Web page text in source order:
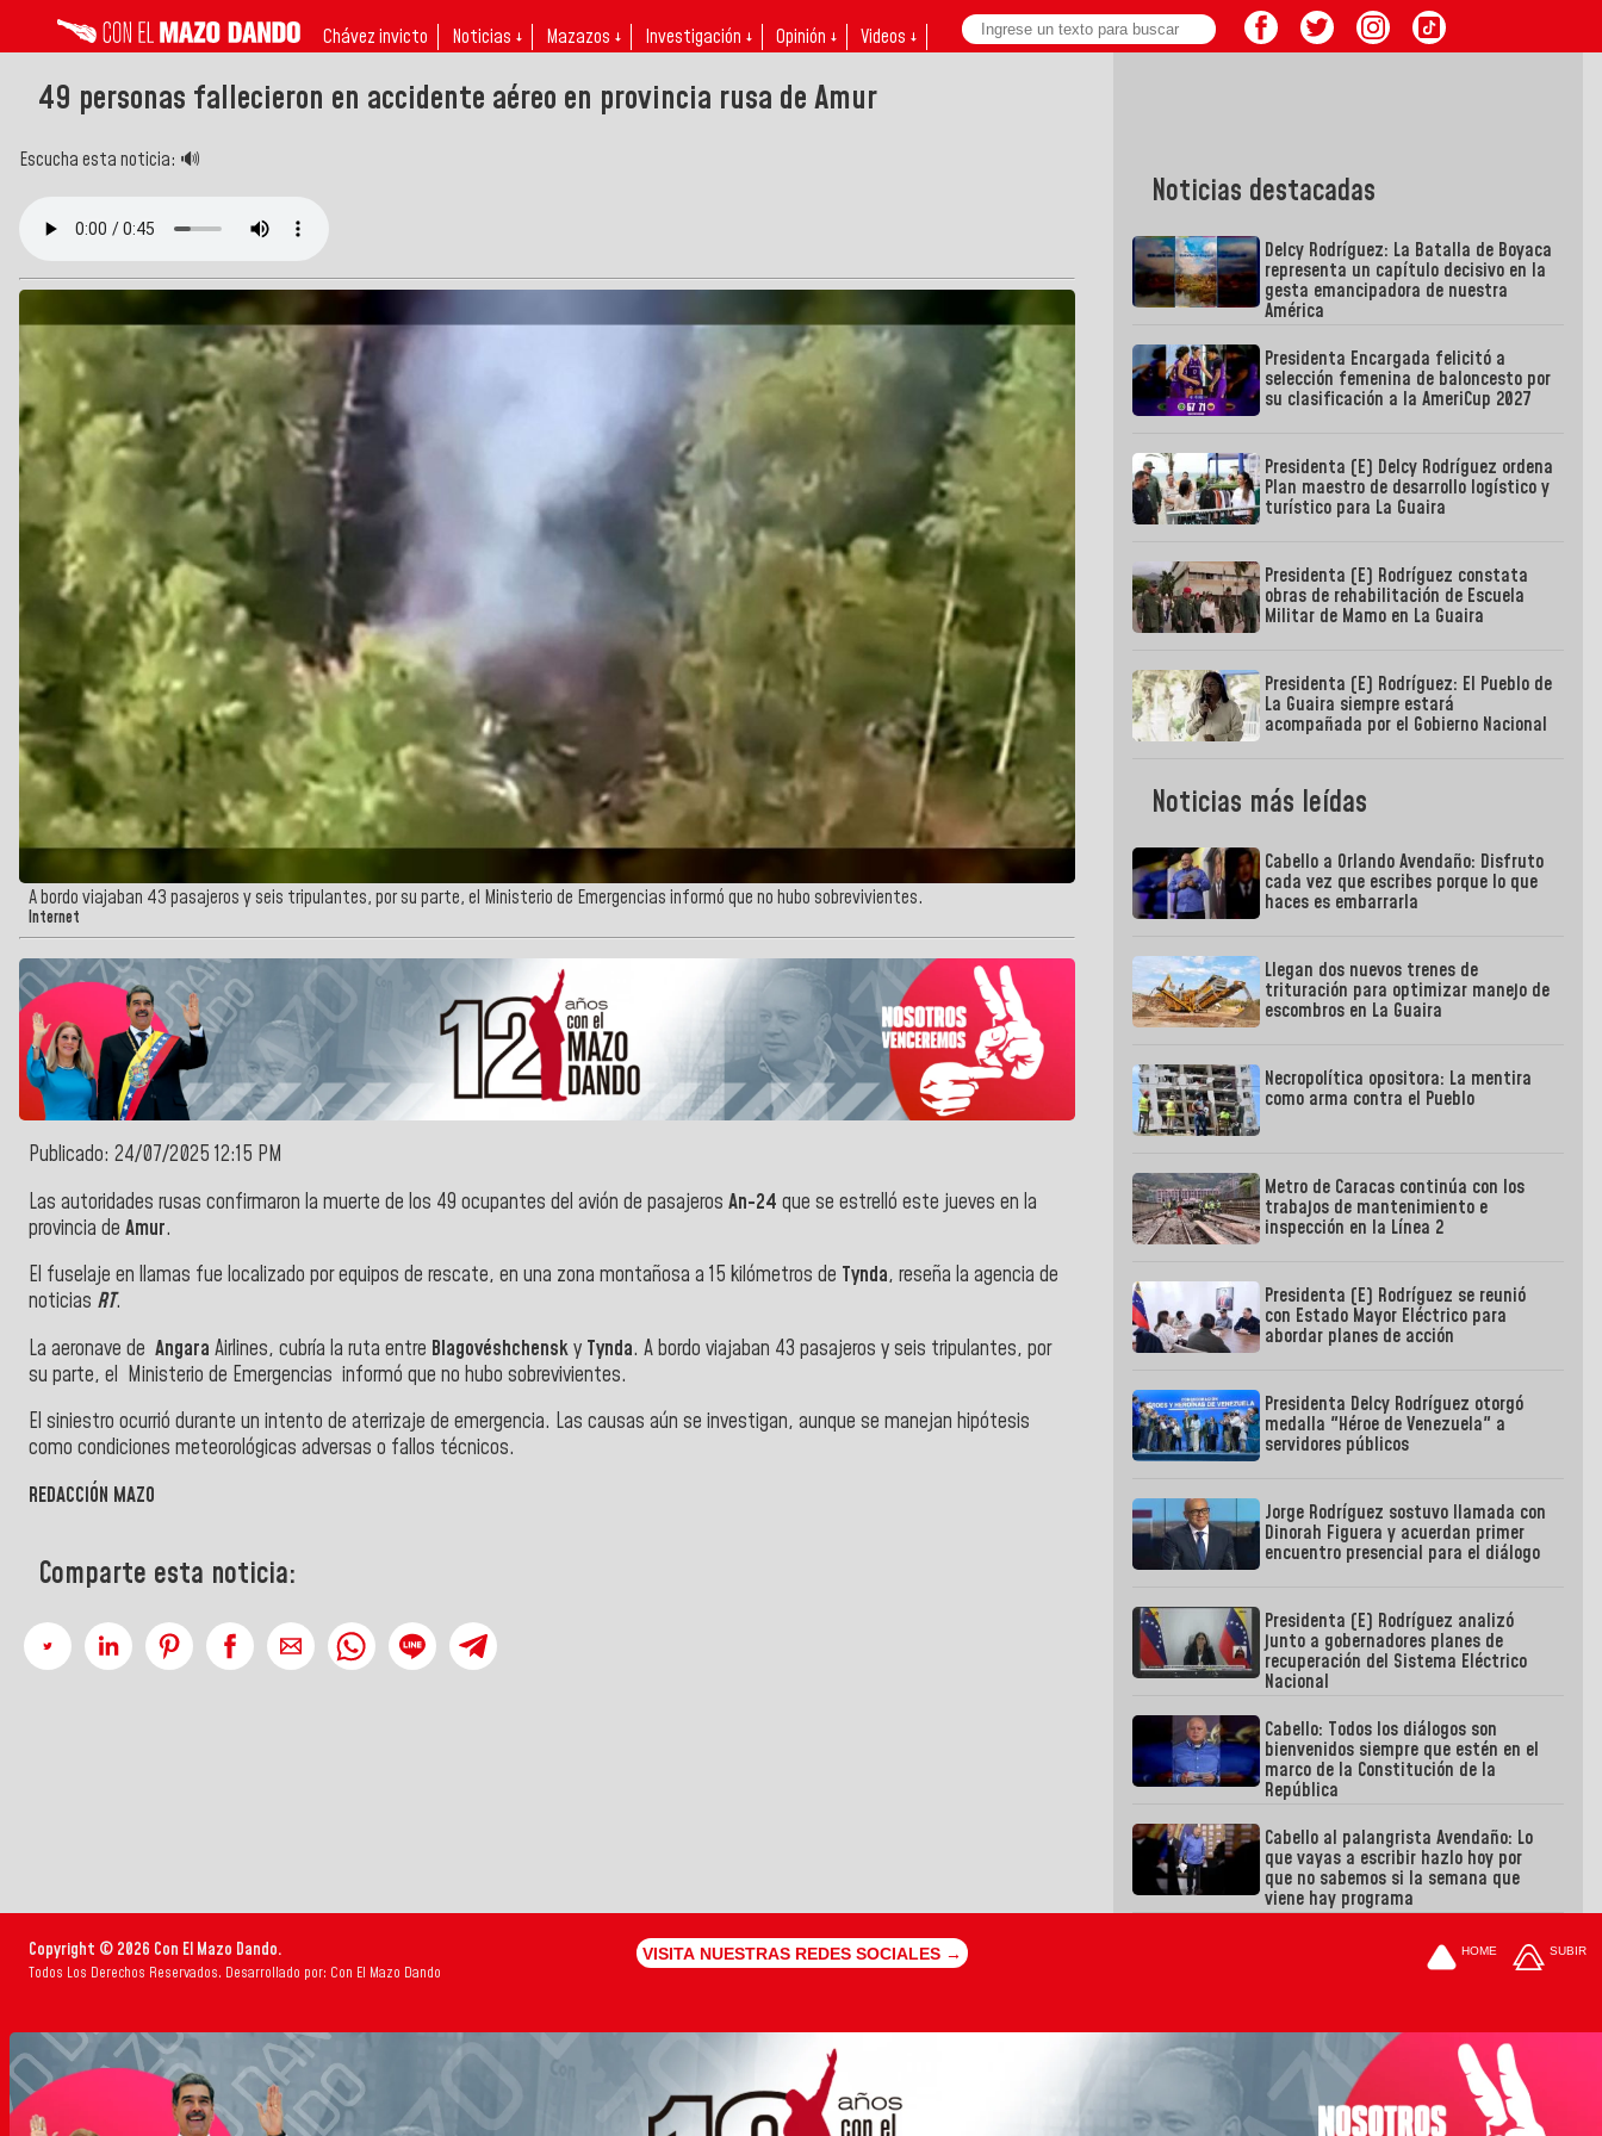
Chávez invicto Noticias ↓ Mazazos ↓ Investigación ↓ Opinión ↓ Videos ↓
49 personas fallecieron en accidente aéreo en provincia rusa de Amur
Escucha esta noticia: 🔊
A bordo viajaban 43 pasajeros y seis tripulantes, por su parte, el Ministerio de Emergencias informó que no hubo sobrevivientes.
Internet
Publicado: 24/07/2025 12:15 PM
Las autoridades rusas confirmaron la muerte de los 49 ocupantes del avión de pasajeros An-24 que se estrelló este jueves en la
provincia de Amur.
El fuselaje en llamas fue localizado por equipos de rescate, en una zona montañosa a 15 kilómetros de Tynda, reseña la agencia de
noticias RT.
La aeronave de Angara Airlines, cubría la ruta entre Blagovéshchensky Tynda. A bordo viajaban 43 pasajeros y seis tripulantes, por
su parte, el Ministerio de Emergencias informó que no hubo sobrevivientes.
El siniestro ocurrió durante un intento de aterrizaje de emergencia. Las causas aún se investigan, aunque se manejan hipótesis
como condiciones meteorológicas adversas o fallos técnicos.
REDACCIÓN MAZO
Comparte esta noticia:
Noticias destacadas
Delcy Rodríguez: La Batalla de Boyaca
representa un capítulo decisivo en la
gesta emancipadora de nuestra
América
Presidenta Encargada felicitó a
selección femenina de baloncesto por
su clasificación a la AmeriCup 2027
Presidenta (E) Delcy Rodríguez ordena
Plan maestro de desarrollo logístico y
turístico para La Guaira
Presidenta (E) Rodríguez constata
obras de rehabilitación de Escuela
Militar de Mamo en La Guaira
Presidenta (E) Rodríguez: El Pueblo de
La Guaira siempre estará
acompañada por el Gobierno Nacional
Noticias más leídas
Cabello a Orlando Avendaño: Disfruto
cada vez que escribes porque lo que
haces es embarrarla
Llegan dos nuevos trenes de
trituración para optimizar manejo de
escombros en La Guaira
Necropolítica opositora: La mentira
como arma contra el Pueblo
Metro de Caracas continúa con los
trabajos de mantenimiento e
inspección en la Línea 2
Presidenta (E) Rodríguez se reunió
con Estado Mayor Eléctrico para
abordar planes de acción
Presidenta Delcy Rodríguez otorgó
medalla "Héroe de Venezuela" a
servidores públicos
Jorge Rodríguez sostuvo llamada con
Dinorah Figuera y acuerdan primer
encuentro presencial para el diálogo
Presidenta (E) Rodríguez analizó
junto a gobernadores planes de
recuperación del Sistema Eléctrico
Nacional
Cabello: Todos los diálogos son
bienvenidos siempre que estén en el
marco de la Constitución de la
República
Cabello al palangrista Avendaño: Lo
que vayas a escribir hazlo hoy por
que no sabemos si la semana que
viene hay programa
Copyright © 2026 Con El Mazo Dando.
Todos Los Derechos Reservados. Desarrollado por: Con El Mazo Dando
VISITA NUESTRAS REDES SOCIALES → HOME SUBIR